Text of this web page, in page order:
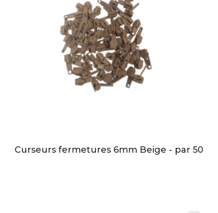
Curseurs fermetures 6mm Beige - par 50